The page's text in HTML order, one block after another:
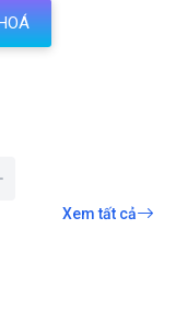
Xem tất cả